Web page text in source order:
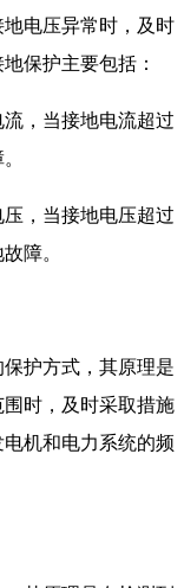
电压异常时，及时
保护主要包括：
，当接地电流超过
，当接地电压超过
障。
护方式，其原理是
时，及时采取措施
机和电力系统的频